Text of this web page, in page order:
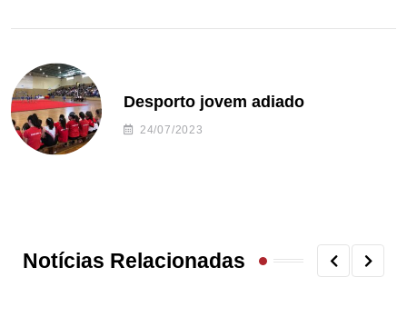
Desporto jovem adiado
24/07/2023
Notícias Relacionadas